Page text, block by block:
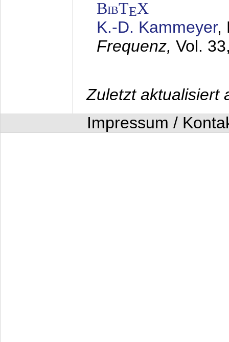
BibTEX
K.-D. Kammeyer,
Frequenz, Vol.
Zuletzt aktualisiert
Impressum /